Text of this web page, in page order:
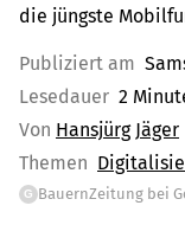
die jüngste
Publiziert am
Lesedauer 2
Von Hansjürg Jäger
Themen
G BauernZeitung bei